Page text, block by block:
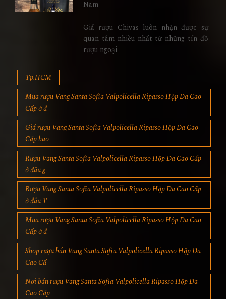
Nam
Giá rượu Chivas luôn nhận được sự
quan tâm nhiều nhất từ những tín đồ
rượu ngoại
Tp.HCM
Mua rượu Vang Santa Sofia Valpolicella Ripasso Hộp Da Cao
Cấp ở đ
Giá rượu Vang Santa Sofia Valpolicella Ripasso Hộp Da Cao
Cấp bao
Rượu Vang Santa Sofia Valpolicella Ripasso Hộp Da Cao Cấp
ở đâu g
Rượu Vang Santa Sofia Valpolicella Ripasso Hộp Da Cao Cấp
ở đâu T
Mua rượu Vang Santa Sofia Valpolicella Ripasso Hộp Da Cao
Cấp ở đ
Shop rượu bán Vang Santa Sofia Valpolicella Ripasso Hộp Da
Cao Cấ
Nơi bán rượu Vang Santa Sofia Valpolicella Ripasso Hộp Da
Cao Cấp